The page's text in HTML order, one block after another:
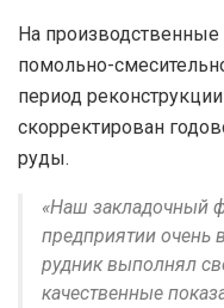
На производственные
помольно-
период
скорректирован
руды.
«Наш закладочный
предприятии очень
рудник выполнял
качественные